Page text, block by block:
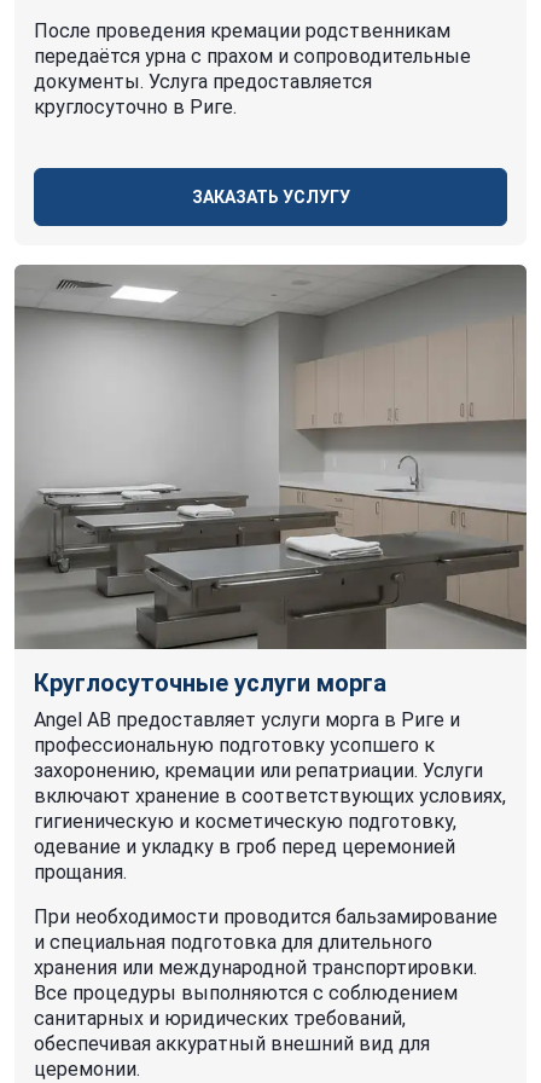
После проведения кремации родственникам
передаётся урна с прахом и сопроводительные
документы. Услуга предоставляется
круглосуточно в Риге.
ЗАКАЗАТЬ УСЛУГУ
Круглосуточные услуги морга
Angel AB предоставляет услуги морга в Риге и
профессиональную подготовку усопшего к
захоронению, кремации или репатриации. Услуги
включают хранение в соответствующих условиях,
гигиеническую и косметическую подготовку,
одевание и укладку в гроб перед церемонией
прощания.
При необходимости проводится бальзамирование
и специальная подготовка для длительного
хранения или международной транспортировки.
Все процедуры выполняются с соблюдением
санитарных и юридических требований,
обеспечивая аккуратный внешний вид для
церемонии.